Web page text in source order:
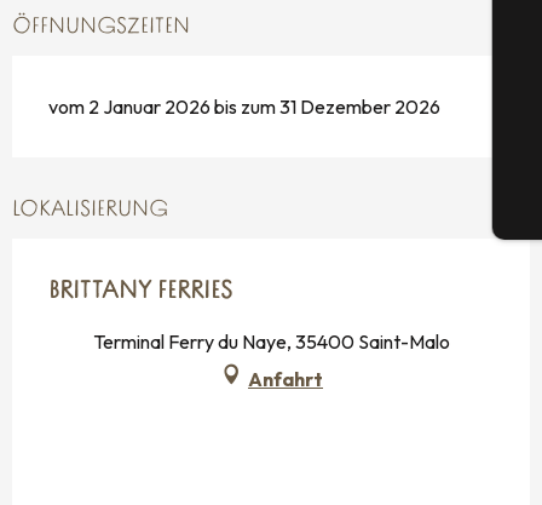
ÖFFNUNGSZEITEN
vom 2 Januar 2026 bis zum 31 Dezember 2026
LOKALISIERUNG
BRITTANY FERRIES
Terminal Ferry du Naye, 35400 Saint-Malo
Anfahrt